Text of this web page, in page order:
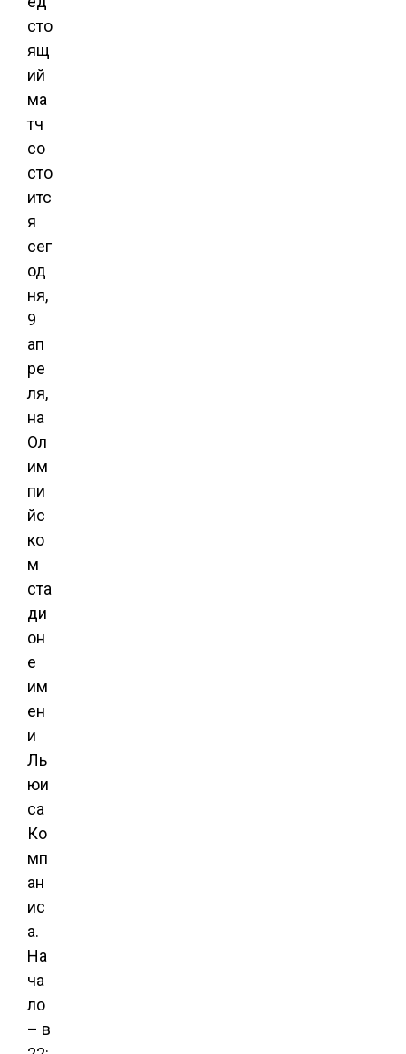
сто
ящ
ий
ма
тч
со
сто
итс
я
сег
од
ня,
9
ап
ре
ля,
на
Ол
им
пи
йс
ко
м
ста
ди
он
е
им
ен
и
Ль
юи
са
Ко
мп
ан
ис
а.
На
ча
ло
– в